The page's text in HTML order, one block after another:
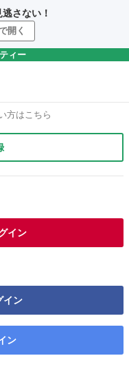
さない！
開く
ィー
方はこちら
イン
イン
ン